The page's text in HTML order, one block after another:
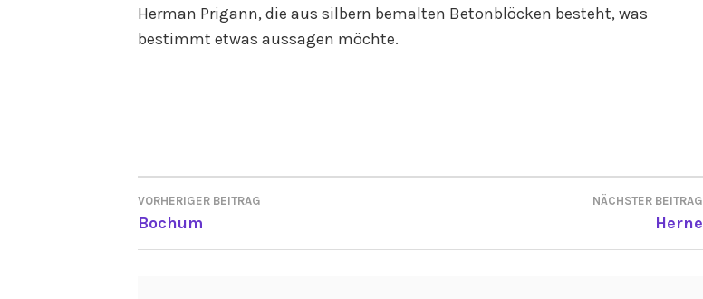
Herman Prigann, die aus silbern bemalten Betonblöcken besteht, was
bestimmt etwas aussagen möchte.
BEITRAGSNAVIGATION
VORHERIGER BEITRAG
Bochum
NÄCHSTER BEITRAG
Herne